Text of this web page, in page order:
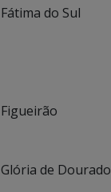
Fátima do Sul
Figueirão
Glória de